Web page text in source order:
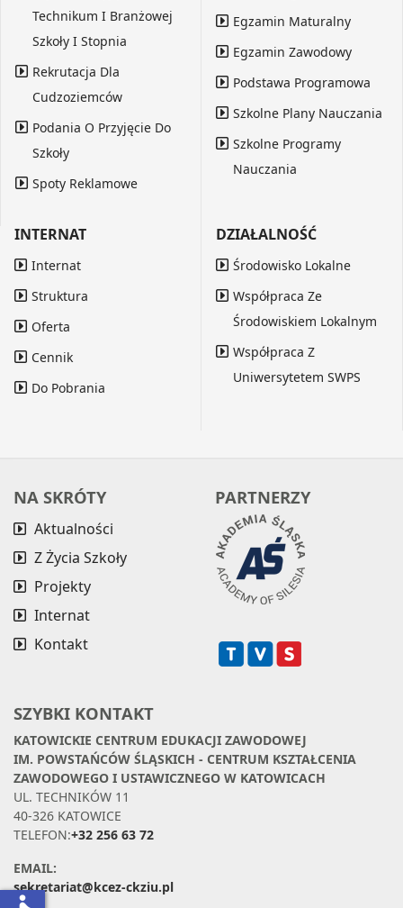
Technikum I Branżowej
Szkoły I Stopnia
Rekrutacja Dla
Cudzoziemców
Podania O Przyjęcie Do
Szkoły
Spoty Reklamowe
Egzamin Maturalny
Egzamin Zawodowy
Podstawa Programowa
Szkolne Plany Nauczania
Szkolne Programy
Nauczania
INTERNAT
Internat
Struktura
Oferta
Cennik
Do Pobrania
DZIAŁALNOŚĆ
Środowisko Lokalne
Współpraca Ze
Środowiskiem Lokalnym
Współpraca Z
Uniwersytetem SWPS
NA SKRÓTY
Aktualności
Z Życia Szkoły
Projekty
Internat
Kontakt
PARTNERZY
SZYBKI KONTAKT
KATOWICKIE CENTRUM EDUKACJI ZAWODOWEJ
IM. POWSTAŃCÓW ŚLĄSKICH - CENTRUM KSZTAŁCENIA
ZAWODOWEGO I USTAWICZNEGO W KATOWICACH
UL. TECHNIKÓW 11
40-326 KATOWICE
TELEFON:+32 256 63 72
EMAIL:
sekretariat@kcez-ckziu.pl